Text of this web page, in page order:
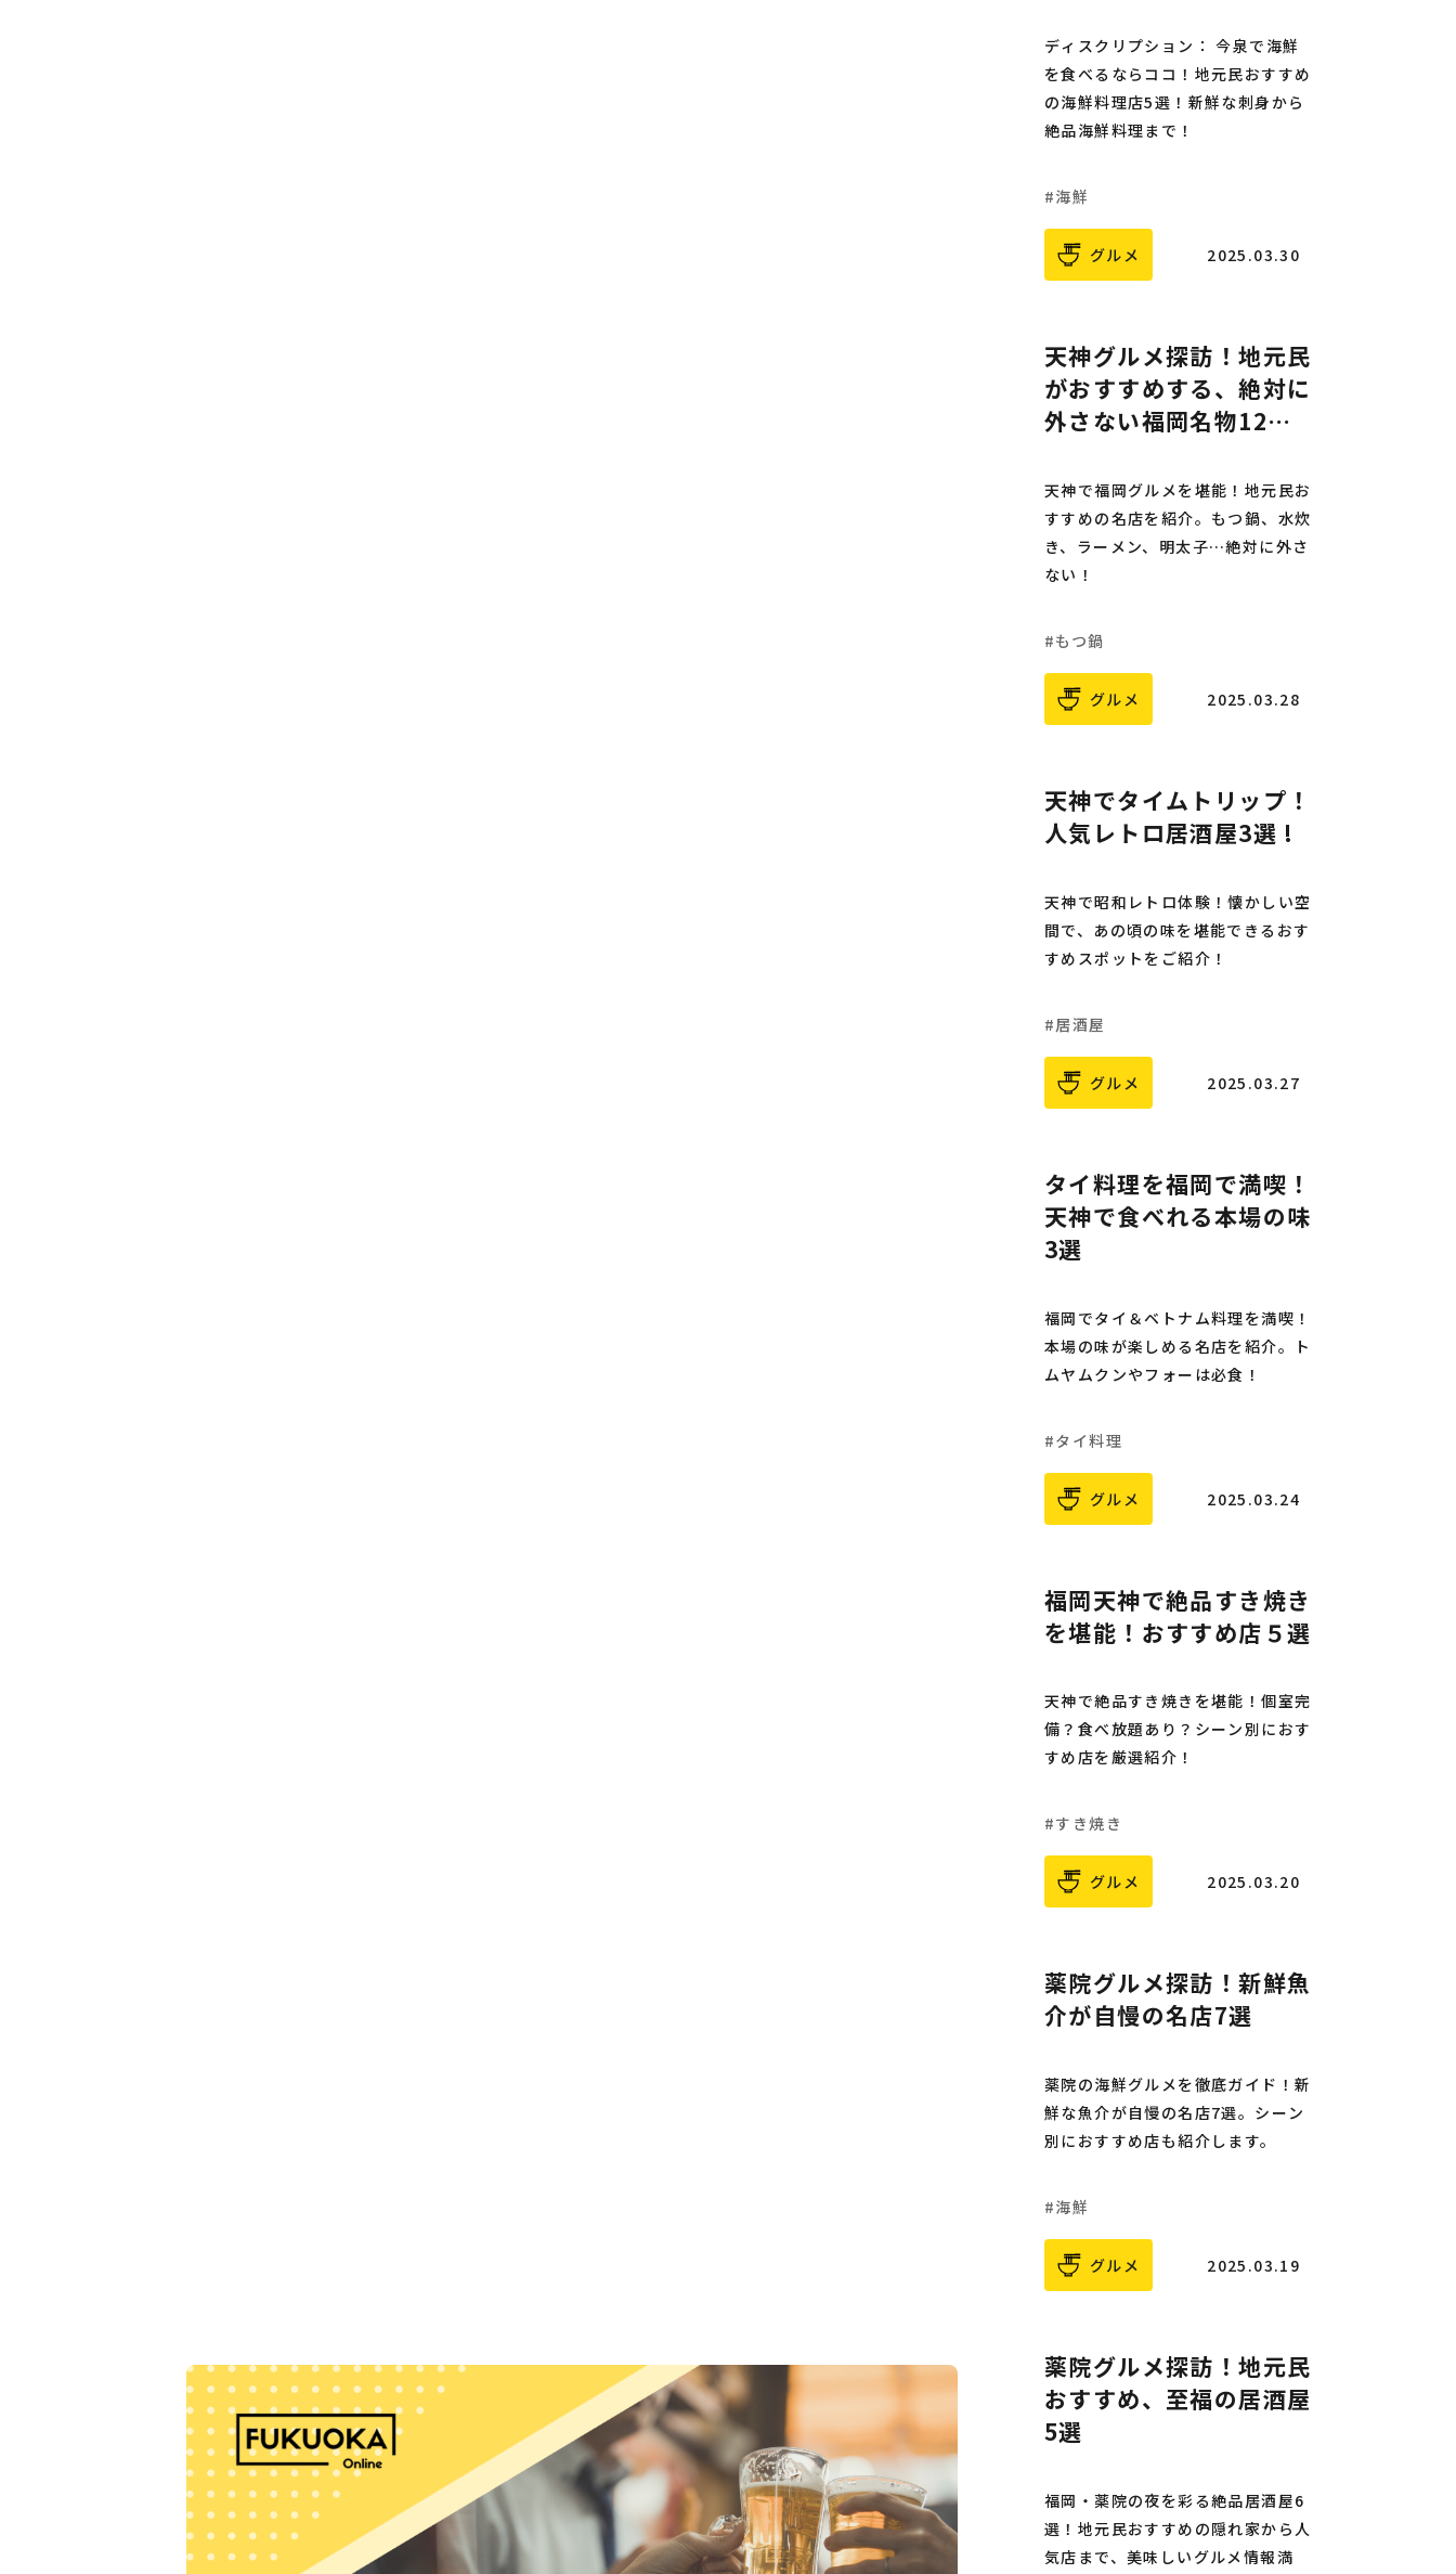
ディスクリプション： 今泉で海鮮
を食べるならココ！地元民おすすめ
の海鮮料理店5選！新鮮な刺身から
絶品海鮮料理まで！
海鮮
グルメ 2025.03.30
天神グルメ探訪！地元民
がおすすめする、絶対に
外さない福岡名物12
天神で福岡グルメを堪能！地元民お
すすめの名店を紹介。もつ鍋、水炊
き、ラーメン、明太子…絶対に外さ
ない！
もつ鍋
グルメ 2025.03.28
天神でタイムトリップ！
人気レトロ居酒屋3選 !
天神で昭和レトロ体験！懐かしい空
間で、あの頃の味を堪能できるおす
すめスポットをご紹介！
居酒屋
グルメ 2025.03.27
タイ料理を福岡で満喫！
天神で食べれる本場の味
3選
福岡でタイ＆ベトナム料理を満喫！
本場の味が楽しめる名店を紹介。ト
ムヤムクンやフォーは必食！
タイ料理
グルメ 2025.03.24
福岡天神で絶品すき焼き
を堪能！おすすめ店５選
天神で絶品すき焼きを堪能！個室完
備？食べ放題あり？シーン別におす
すめ店を厳選紹介！
すき焼き
グルメ 2025.03.20
薬院グルメ探訪！新鮮魚
介が自慢の名店7選
薬院の海鮮グルメを徹底ガイド！新
鮮な魚介が自慢の名店7選。シーン
別におすすめ店も紹介します。
海鮮
グルメ 2025.03.19
薬院グルメ探訪！地元民
おすすめ、至福の居酒屋
5選
福岡・薬院の夜を彩る絶品居酒屋6
選！地元民おすすめの隠れ家から人
気店まで、美味しいグルメ情報満